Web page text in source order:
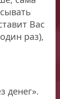
Вас
раз),
денег».